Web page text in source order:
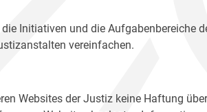
Initiativen und die Aufgabenbereiche
vereinfachen.
Websites der Justiz keine Haftung